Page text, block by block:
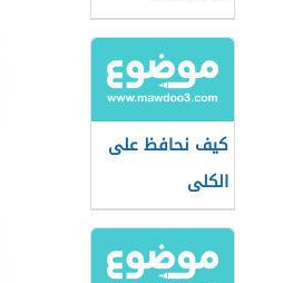
كيف نحافظ على
الكلى